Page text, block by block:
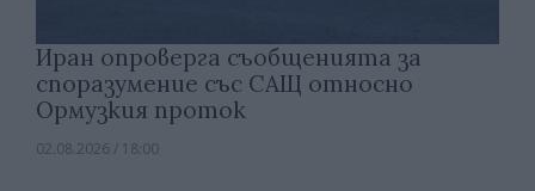
Иран опроверга съобщенията за
споразумение със САЩ относно
Ормузкия проток
02.08.2026 / 18:00